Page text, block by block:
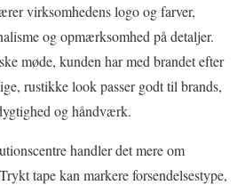
virksomhedens logo og farver,
og opmærksomhed på detaljer.
møde, kunden har med brandet efter
rustikke look passer godt til brands,
og håndværk.
handler det mere om
tape kan markere forsendelsestype,